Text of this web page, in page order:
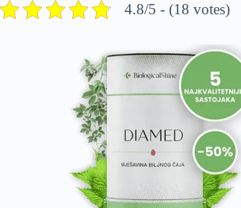
4.8/5 - (18 votes)